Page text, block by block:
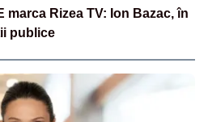
marca Rizea TV: Ion Bazac, în
publice